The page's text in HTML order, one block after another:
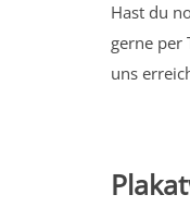
Hast du
gerne per
uns